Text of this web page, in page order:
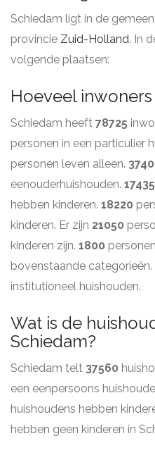
Schiedam ligt in de
provincie Zuid-Holland. In
volgende plaatsen:
Hoeveel
Schiedam heeft 78725
personen in een particulier
personen leven alleen. 3740
eenouderhuishouden. 17435
hebben kinderen. 18220
kinderen. Er zijn 21050
kinderen zijn. 1800
bovenstaande categorieën.
institutioneel huishouden.
Wat is de
Schiedam?
Schiedam telt 37560
een eenpersoons
huishoudens hebben
hebben geen kinderen in